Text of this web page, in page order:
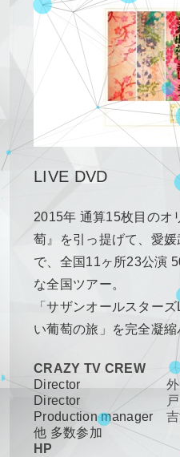
LIVE DVD
2015年 通算15枚目のオ
萄』を引っ提げて、愛
で、全国11ヶ所23公演
な全国ツアー。
「サザンオールスター
い葡萄の旅」を完全凝縮
CRAZY TV CREW
Director
Director
Production manager
他 多数参加
HP